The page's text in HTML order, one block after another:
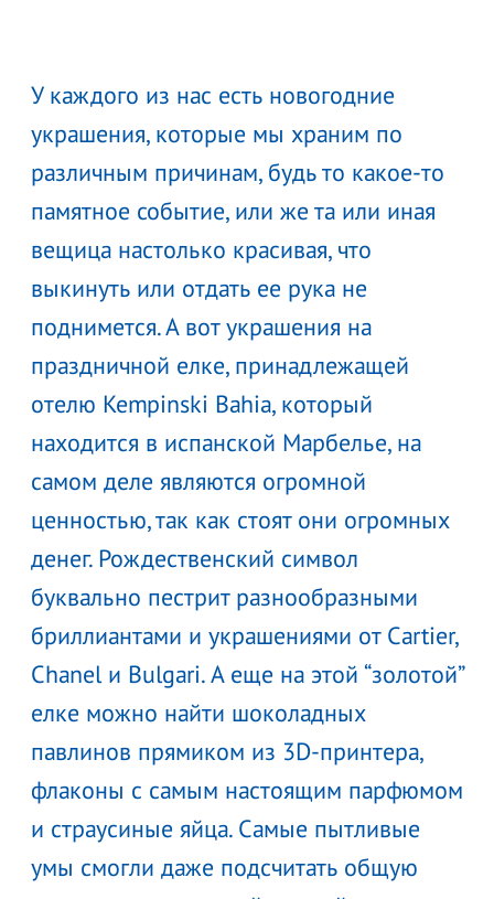
У каждого из нас есть новогодние
украшения, которые мы храним по
различным причинам, будь то какое-то
памятное событие, или же та или иная
вещица настолько красивая, что
выкинуть или отдать ее рука не
поднимется. А вот украшения на
праздничной елке, принадлежащей
отелю Kempinski Bahia, который
находится в испанской Марбелье, на
самом деле являются огромной
ценностью, так как стоят они огромных
денег. Рождественский символ
буквально пестрит разнообразными
бриллиантами и украшениями от Cartier,
Chanel и Bulgari. А еще на этой “золотой”
елке можно найти шоколадных
павлинов прямиком из 3D-принтера,
флаконы с самым настоящим парфюмом
и страусиные яйца. Самые пытливые
умы смогли даже подсчитать общую